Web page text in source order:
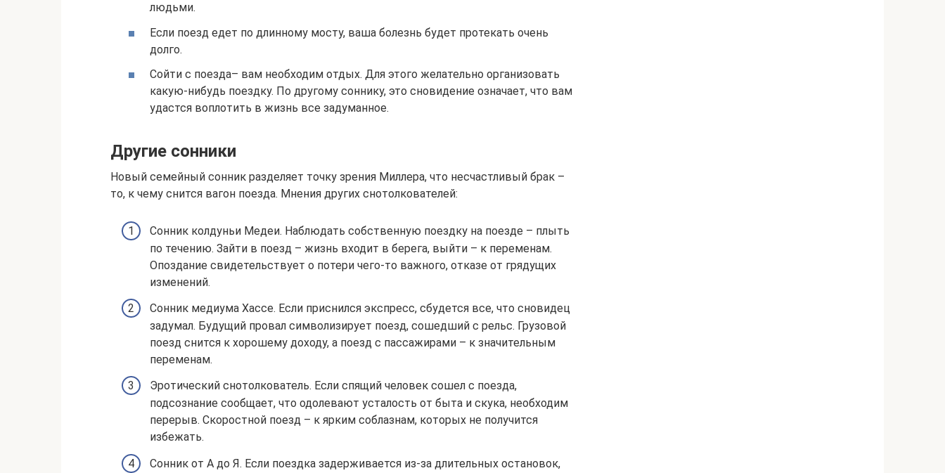
людьми.
Если поезд едет по длинному мосту, ваша болезнь будет протекать очень
долго.
Сойти с поезда– вам необходим отдых. Для этого желательно организовать
какую-нибудь поездку. По другому соннику, это сновидение означает, что вам
удастся воплотить в жизнь все задуманное.
Другие сонники
Новый семейный сонник разделяет точку зрения Миллера, что несчастливый брак –
то, к чему снится вагон поезда. Мнения других снотолкователей:
Сонник колдуньи Медеи. Наблюдать собственную поездку на поезде – плыть
по течению. Зайти в поезд – жизнь входит в берега, выйти – к переменам.
Опоздание свидетельствует о потери чего-то важного, отказе от грядущих
изменений.
Сонник медиума Хассе. Если приснился экспресс, сбудется все, что сновидец
задумал. Будущий провал символизирует поезд, сошедший с рельс. Грузовой
поезд снится к хорошему доходу, а поезд с пассажирами – к значительным
переменам.
Эротический снотолкователь. Если спящий человек сошел с поезда,
подсознание сообщает, что одолевают усталость от быта и скука, необходим
перерыв. Скоростной поезд – к ярким соблазнам, которых не получится
избежать.
Сонник от А до Я. Если поездка задерживается из-за длительных остановок,